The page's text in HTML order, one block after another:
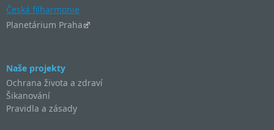
Česká filharmonie
Planetárium Praha
Naše projekty
Ochrana života a zdraví
Šikanování
Pravidla a zásady